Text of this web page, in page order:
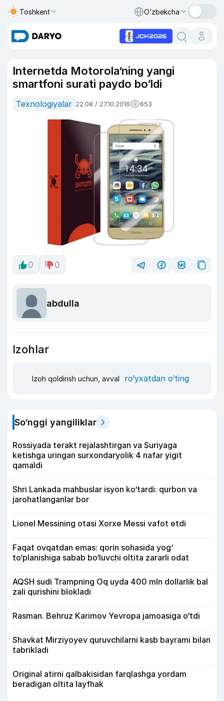
Toshkent O‘zbekcha
Internetda Motorola’ning yangi
smartfoni surati paydo bo‘ldi
Texnologiyalar 22:08 / 27.10.2016 653
0 0
abdulla
Izohlar
Izoh qoldirish uchun, avval ro‘yxatdan o‘ting
So‘nggi yangiliklar
Rossiyada terakt rejalashtirgan va Suriyaga
ketishga uringan surxondaryolik 4 nafar yigit
qamaldi
Shri Lankada mahbuslar isyon ko‘tardi: qurbon va
jarohatlanganlar bor
Lionel Messining otasi Xorxe Messi vafot etdi
Faqat ovqatdan emas: qorin sohasida yog‘
to‘planishiga sabab bo‘luvchi oltita zararli odat
AQSH sudi Trampning Oq uyda 400 mln dollarlik bal
zali qurishini blokladi
Rasman. Behruz Karimov Yevropa jamoasiga o‘tdi
Shavkat Mirziyoyev quruvchilarni kasb bayrami bilan
tabrikladi
Original atirni qalbakisidan farqlashga yordam
beradigan oltita layfhak